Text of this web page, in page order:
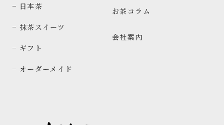
− 日本茶
− 抹茶スイーツ
− ギフト
− オーダーメイド
お茶コラム
会社案内